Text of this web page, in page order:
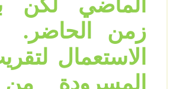
زمن الحاضر.
الاستعمال
المسرودة